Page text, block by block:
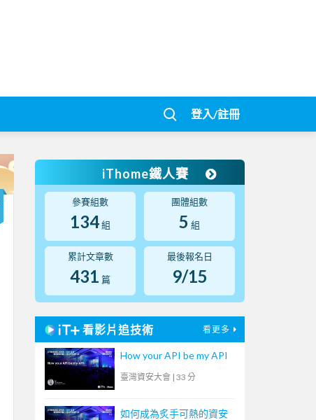
登入/註冊
iThome鐵人賽
參賽組數
134組
團體組數
5 組
累計文章數
431 篇
最後報名日
9/15
看影片追技術 看更多
How your API be my API
臺灣資安大會 | 33 分
如何成為炙手可熱的資安